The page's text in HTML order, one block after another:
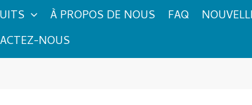
À PROPOS DE NOUS FAQ
NOUS